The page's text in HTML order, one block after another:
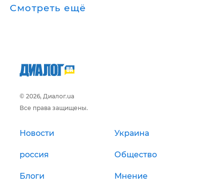
Смотреть ещё
© 2026, Диалог.ua
Все права защищены.
Новости Украина
россия Общество
Блоги Мнение